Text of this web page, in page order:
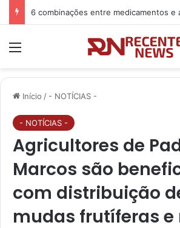
Início / - NOTÍCIAS -
- NOTÍCIAS -
Agricultores de
Marcos são
com distribuição
mudas frutíferas